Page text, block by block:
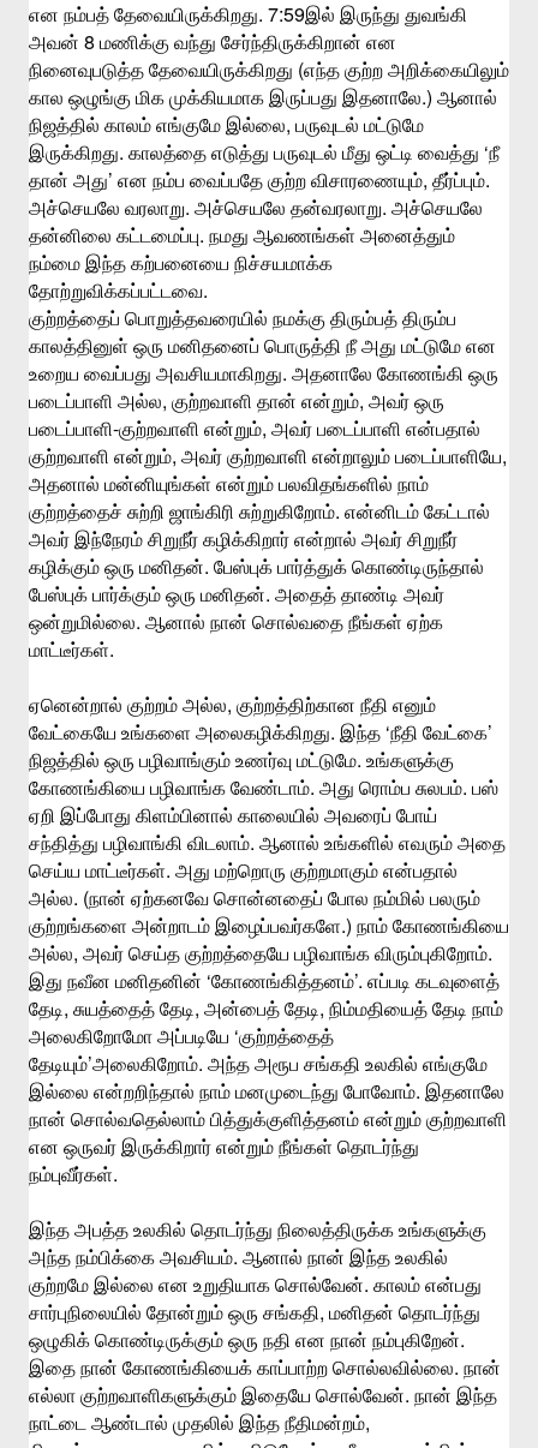
என நம்பத் தேவையிருக்கிறது. 7:59இல் இருந்து துவங்கி
அவன் 8 மணிக்கு வந்து சேர்ந்திருக்கிறான் என
நினைவுபடுத்த தேவையிருக்கிறது (எந்த குற்ற அறிக்கையிலும்
கால ஒழுங்கு மிக முக்கியமாக இருப்பது இதனாலே.) ஆனால்
நிஜத்தில் காலம் எங்குமே இல்லை, பருவுடல் மட்டுமே
இருக்கிறது. காலத்தை எடுத்து பருவுடல் மீது ஒட்டி வைத்து ‘நீ
தான் அது’ என நம்ப வைப்பதே குற்ற விசாரணையும், தீர்ப்பும்.
அச்செயலே வரலாறு. அச்செயலே தன்வரலாறு. அச்செயலே
தன்னிலை கட்டமைப்பு. நமது ஆவணங்கள் அனைத்தும்
நம்மை இந்த கற்பனையை நிச்சயமாக்க
தோற்றுவிக்கப்பட்டவை.
குற்றத்தைப் பொறுத்தவரையில் நமக்கு திரும்பத் திரும்ப
காலத்தினுள் ஒரு மனிதனைப் பொருத்தி நீ அது மட்டுமே என
உறைய வைப்பது அவசியமாகிறது. அதனாலே கோணங்கி ஒரு
படைப்பாளி அல்ல, குற்றவாளி தான் என்றும், அவர் ஒரு
படைப்பாளி-குற்றவாளி என்றும், அவர் படைப்பாளி என்பதால்
குற்றவாளி என்றும், அவர் குற்றவாளி என்றாலும் படைப்பாளியே,
அதனால் மன்னியுங்கள் என்றும் பலவிதங்களில் நாம்
குற்றத்தைச் சுற்றி ஜாங்கிரி சுற்றுகிறோம். என்னிடம் கேட்டால்
அவர் இந்நேரம் சிறுநீர் கழிக்கிறார் என்றால் அவர் சிறுநீர்
கழிக்கும் ஒரு மனிதன். பேஸ்புக் பார்த்துக் கொண்டிருந்தால்
பேஸ்புக் பார்க்கும் ஒரு மனிதன். அதைத் தாண்டி அவர்
ஒன்றுமில்லை. ஆனால் நான் சொல்வதை நீங்கள் ஏற்க
மாட்டீர்கள்.
ஏனென்றால் குற்றம் அல்ல, குற்றத்திற்கான நீதி எனும்
வேட்கையே உங்களை அலைகழிக்கிறது. இந்த ‘நீதி வேட்கை’
நிஜத்தில் ஒரு பழிவாங்கும் உணர்வு மட்டுமே. உங்களுக்கு
கோணங்கியை பழிவாங்க வேண்டாம். அது ரொம்ப சுலபம். பஸ்
ஏறி இப்போது கிளம்பினால் காலையில் அவரைப் போய்
சந்தித்து பழிவாங்கி விடலாம். ஆனால் உங்களில் எவரும் அதை
செய்ய மாட்டீர்கள். அது மற்றொரு குற்றமாகும் என்பதால்
அல்ல. (நான் ஏற்கனவே சொன்னதைப் போல நம்மில் பலரும்
குற்றங்களை அன்றாடம் இழைப்பவர்களே.) நாம் கோணங்கியை
அல்ல, அவர் செய்த குற்றத்தையே பழிவாங்க விரும்புகிறோம்.
இது நவீன மனிதனின் ‘கோணங்கித்தனம்’. எப்படி கடவுளைத்
தேடி, சுயத்தைத் தேடி, அன்பைத் தேடி, நிம்மதியைத் தேடி நாம்
அலைகிறோமோ அப்படியே ‘குற்றத்தைத்
தேடியும்’அலைகிறோம். அந்த அரூப சங்கதி உலகில் எங்குமே
இல்லை என்றறிந்தால் நாம் மனமுடைந்து போவோம். இதனாலே
நான் சொல்வதெல்லாம் பித்துக்குளித்தனம் என்றும் குற்றவாளி
என ஒருவர் இருக்கிறார் என்றும் நீங்கள் தொடர்ந்து
நம்புவீர்கள்.
இந்த அபத்த உலகில் தொடர்ந்து நிலைத்திருக்க உங்களுக்கு
அந்த நம்பிக்கை அவசியம். ஆனால் நான் இந்த உலகில்
குற்றமே இல்லை என உறுதியாக சொல்வேன். காலம் என்பது
சார்புநிலையில் தோன்றும் ஒரு சங்கதி, மனிதன் தொடர்ந்து
ஒழுகிக் கொண்டிருக்கும் ஒரு நதி என நான் நம்புகிறேன்.
இதை நான் கோணங்கியைக் காப்பாற்ற சொல்லவில்லை. நான்
எல்லா குற்றவாளிகளுக்கும் இதையே சொல்வேன். நான் இந்த
நாட்டை
ஆண்டால் முதலில் இந்த நீதிமன்றம்,